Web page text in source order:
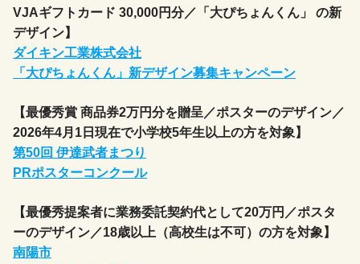
VJAギフトカード 30,000円分／「大ぴちょんくん」 の新
デザイン】
ダイキン工業株式会社
「大ぴちょんくん」新デザイン募集キャンペーン
【最優秀賞 商品券2万円分を贈呈／ポスターのデザイン／
2026年4月1日現在で小学校5年生以上の方を対象】
第50回 伊達武者まつり
PRポスターコンクール
【最優秀提案者に業務委託契約代として20万円／ポスタ
ーのデザイン／18歳以上（高校生は不可）の方を対象】
南陽市